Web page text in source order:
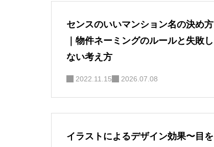
センスのいいマンション名の決め方
｜物件ネーミングのルールと失敗し
ない考え方
2022.11.15 2026.07.08
イラストによるデザイン効果〜目を